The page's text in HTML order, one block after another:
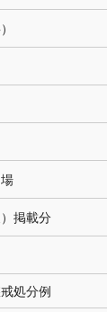
掲載分
処分例